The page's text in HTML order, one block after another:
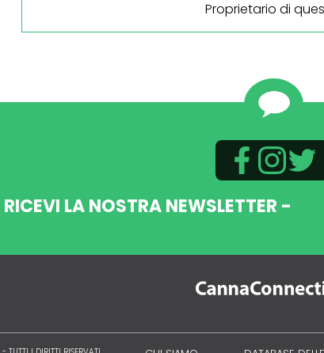
Proprietario di
RICEVI LA NOSTRA NEWSLETTER -